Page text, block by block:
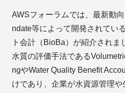
AWSフォーラムでは、最新動
ndate等によって開発されてい
ト会計（BioBa）が紹介され
水質の評価手法である
ngやWater Quality Benefit
けであり、企業が水資源管理